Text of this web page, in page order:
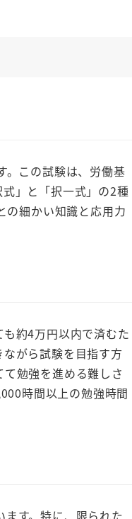
。この試験は、労働基
」と「択一式」の2種
の細かい知識と応用力
約4万円以内で済むた
がら試験を目指す方
勉強を進める難しさ
時間以上の勉強時間
す。特に、限られた